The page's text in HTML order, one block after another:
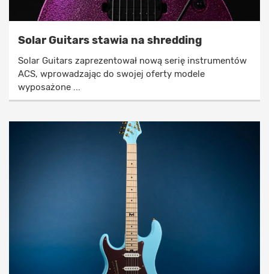
Solar Guitars stawia na shredding
Solar Guitars zaprezentował nową serię instrumentów
ACS, wprowadzając do swojej oferty modele
wyposażone ...